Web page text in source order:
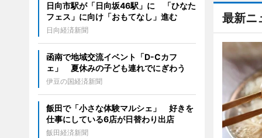
最新ニ
日向市駅が「日向坂46駅」に 「ひなた
フェス」に向け「おもてなし」進む
日向経済新聞
函南で地域交流イベント「D-Cカフ
ェ」 夏休みの子ども連れでにぎわう
伊豆の国経済新聞
飯田で「小さな体験マルシェ」 好きを
仕事にしている6店が日替わり出店
飯田経済新聞